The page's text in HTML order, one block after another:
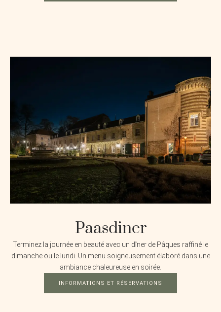
Paasdiner
Terminez la journée en beauté avec un dîner de Pâques raffiné le
dimanche ou le lundi. Un menu soigneusement élaboré dans une
ambiance chaleureuse en soirée.
INFORMATIONS ET RÉSERVATIONS